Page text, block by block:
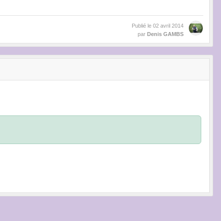
Publié le 02 avril 2014
par Denis GAMBS